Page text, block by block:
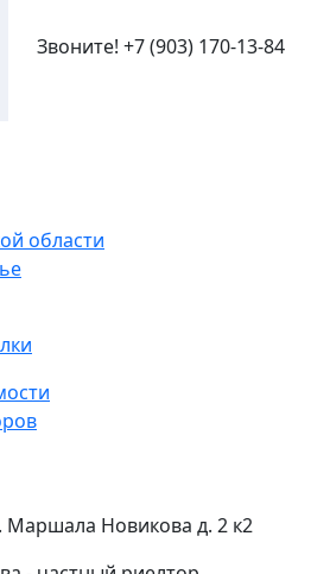
Звоните! +7 (903) 170-13-84
области
Маршала Новикова д. 2 к2